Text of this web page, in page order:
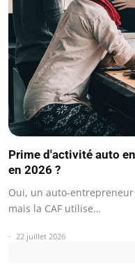
Prime d'activité auto
en 2026 ?
Oui, un auto-
mais la CAF utilise…
22 juillet 2026